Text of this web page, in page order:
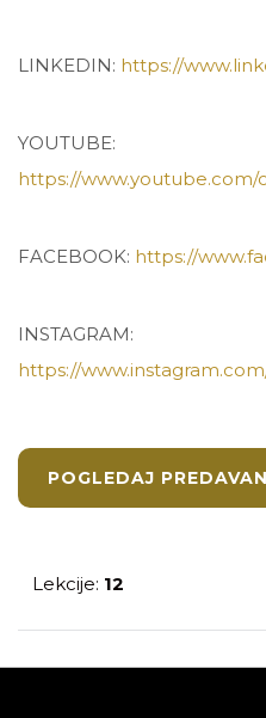
LINKEDIN: https://
YOUTUBE:
https://
FACEBOOK: https://
INSTAGRAM:
https://
POGLEDAJ
Lekcije: 12